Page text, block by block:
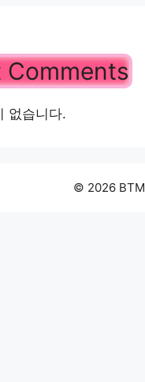
Comments
없습니다.
© 2026 BTM